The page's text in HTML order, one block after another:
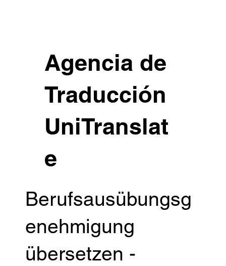
Agencia de
Traducción
UniTranslat
e
Berufsausübungsg
enehmigung
übersetzen -